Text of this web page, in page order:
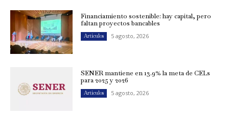
Financiamiento sostenible: hay capital, pero
faltan proyectos bancables
Artículos 5 agosto, 2026
SENER mantiene en 13.9% la meta de CELs
para 2025 y 2026
Artículos 5 agosto, 2026